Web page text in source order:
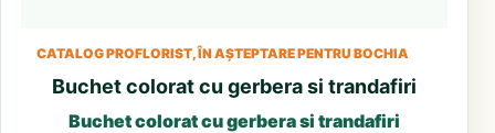
CATALOG PROFLORIST, ÎN AȘTEPTARE PENTRU BOCHIA
Buchet colorat cu gerbera si trandafiri
Buchet colorat cu gerbera si trandafiri